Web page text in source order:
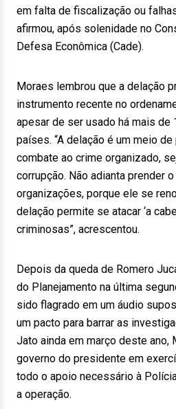
em falta de fiscalização ou
afirmou, após solenidade no
Defesa Econômica (Cade).
Moraes lembrou que a delação
instrumento recente no
apesar de ser usado há mais de
países. “A delação é um meio
combate ao crime organizado,
corrupção. Não adianta prender
organizações, porque ele se
delação permite se atacar ‘a
criminosas”, acrescentou.
Depois da queda de Romero
do Planejamento na última
sido flagrado em um áudio
um pacto para barrar as
Jato ainda em março deste ano,
governo do presidente em
todo o apoio necessário à
a operação.